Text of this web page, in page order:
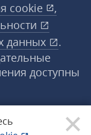
cookie
,
данных
.
доступны